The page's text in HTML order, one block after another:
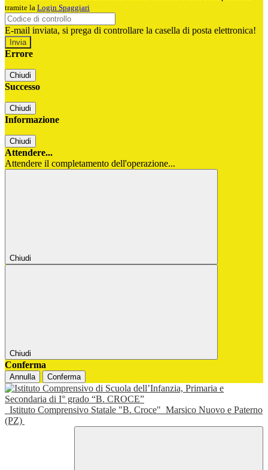
tramite la Login Spaggiari
E-mail inviata, si prega di controllare la casella di posta elettronica!
Errore
Chiudi
Successo
Chiudi
Informazione
Chiudi
Attendere...
Attendere il completamento dell'operazione...
Chiudi
Chiudi
Conferma
Annulla Conferma
Istituto Comprensivo Statale "B. Croce" Marsico Nuovo e Paterno
(PZ)